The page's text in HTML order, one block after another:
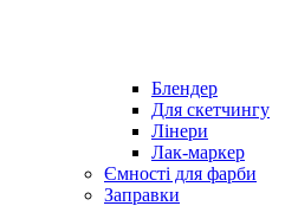
Блендер
Для скетчингу
Лінери
Лак-маркер
Ємності для фарби
Заправки